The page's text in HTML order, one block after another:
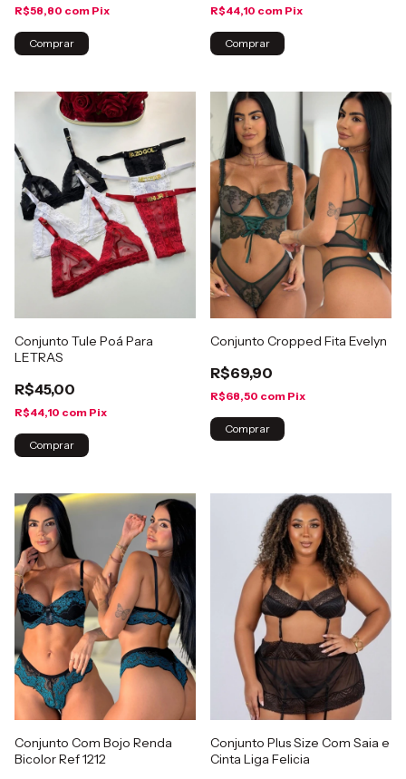
R$58,80 com Pix
Comprar
R$44,10 com Pix
Comprar
Conjunto Tule Poá Para
LETRAS
R$45,00
R$44,10 com Pix
Comprar
Conjunto Cropped Fita Evelyn
R$69,90
R$68,50 com Pix
Comprar
Conjunto Com Bojo Renda
Bicolor Ref 1212
Conjunto Plus Size Com Saia e
Cinta Liga Felicia